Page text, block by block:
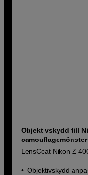
Objektivskydd till
camouflagemönster
LensCoat Nikon Z
Objektivskydd